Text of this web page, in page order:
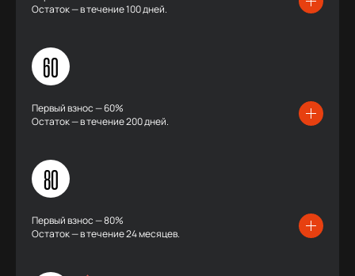
Остаток — в течение 100 дней.
60
Первый взнос — 60%
Остаток — в течение 200 дней.
80
Первый взнос — 80%
Остаток — в течение 24 месяцев.